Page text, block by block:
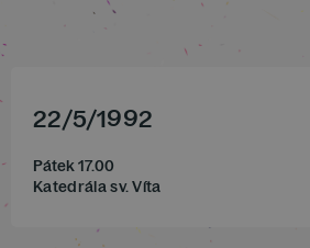
22/5/1992
Pátek 17.00
Katedrála sv. Víta